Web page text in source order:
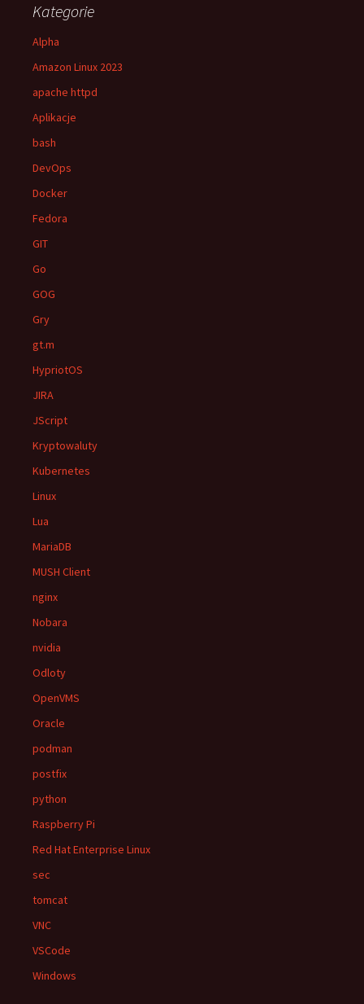
Kategorie
Alpha
Amazon Linux 2023
apache httpd
Aplikacje
bash
DevOps
Docker
Fedora
GIT
Go
GOG
Gry
gt.m
HypriotOS
JIRA
JScript
Kryptowaluty
Kubernetes
Linux
Lua
MariaDB
MUSH Client
nginx
Nobara
nvidia
Odloty
OpenVMS
Oracle
podman
postfix
python
Raspberry Pi
Red Hat Enterprise Linux
sec
tomcat
VNC
VSCode
Windows